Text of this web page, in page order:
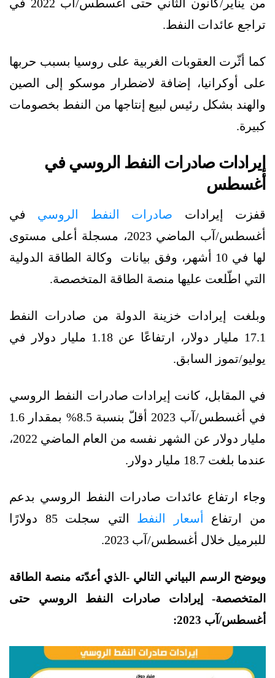
من يناير/كانون الثاني حتى أغسطس/آب 2022 في
تراجع عائدات النفط.
كما أثّرت العقوبات الغربية على روسيا بسبب حربها
على أوكرانيا، إضافة لاضطرار موسكو إلى الصين
والهند بشكل رئيس لبيع إنتاجها من النفط بخصومات
كبيرة.
إيرادات صادرات النفط الروسي في
أغسطس
قفزت إيرادات صادرات النفط الروسي في
أغسطس/آب الماضي 2023، مسجلة أعلى مستوى
لها في 10 أشهر، وفق بيانات وكالة الطاقة الدولية
التي اطّلعت عليها منصة الطاقة المتخصصة.
وبلغت إيرادات خزينة الدولة من صادرات النفط
17.1 مليار دولار، ارتفاعًا عن 1.18 مليار دولار في
يوليو/تموز السابق.
في المقابل، كانت إيرادات صادرات النفط الروسي
في أغسطس/آب 2023 أقلّ بنسبة 8.5% بمقدار 1.6
مليار دولار عن الشهر نفسه من العام الماضي 2022،
عندما بلغت 18.7 مليار دولار.
وجاء ارتفاع عائدات صادرات النفط الروسي بدعم
من ارتفاع أسعار النفط
التي سجلت 85 دولارًا
للبرميل خلال أغسطس/آب 2023.
ويوضح الرسم البياني التالي -الذي أعدّته منصة الطاقة
المتخصصة- إيرادات صادرات النفط الروسي حتى
أغسطس/آب 2023: